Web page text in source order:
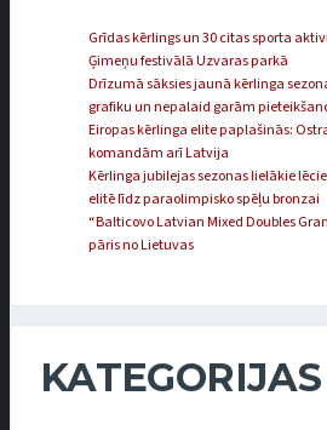
Grīdas kērlings un 30 citas sporta
Ģimeņu festivālā Uzvaras parkā
Drīzumā sāksies jaunā kērlinga
grafiku un nepalaid garām
Eiropas kērlinga elite paplašinās:
komandām arī Latvija
Kērlinga jubilejas sezonas lielākie
elitē līdz paraolimpisko spēļu bronzai
“Balticovo Latvian Mixed Doubles
pāris no Lietuvas
KATEGORIJAS